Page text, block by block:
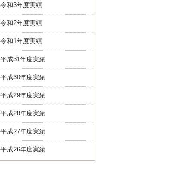
令和3年度実績
令和2年度実績
令和1年度実績
平成31年度実績
平成30年度実績
平成29年度実績
平成28年度実績
平成27年度実績
平成26年度実績